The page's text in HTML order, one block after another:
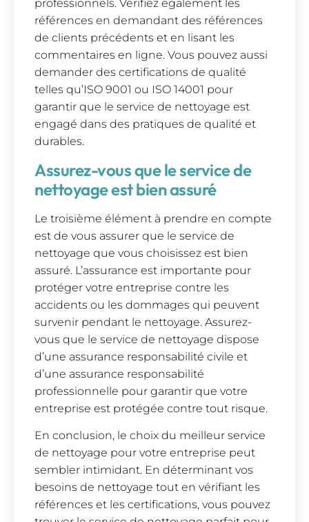
professionnels. Vérifiez également les
références en demandant des références
de clients précédents et en lisant les
commentaires en ligne. Vous pouvez aussi
demander des certifications de qualité
telles qu’ISO 9001 ou ISO 14001 pour
garantir que le service de nettoyage est
engagé dans des pratiques de qualité et
durables.
Assurez-vous que le service de
nettoyage est bien assuré
Le troisième élément à prendre en compte
est de vous assurer que le service de
nettoyage que vous choisissez est bien
assuré. L’assurance est importante pour
protéger votre entreprise contre les
accidents ou les dommages qui peuvent
survenir pendant le nettoyage. Assurez-
vous que le service de nettoyage dispose
d’une assurance responsabilité civile et
d’une assurance responsabilité
professionnelle pour garantir que votre
entreprise est protégée contre tout risque.
En conclusion, le choix du meilleur service
de nettoyage pour votre entreprise peut
sembler intimidant. En déterminant vos
besoins de nettoyage tout en vérifiant les
références et les certifications, vous pouvez